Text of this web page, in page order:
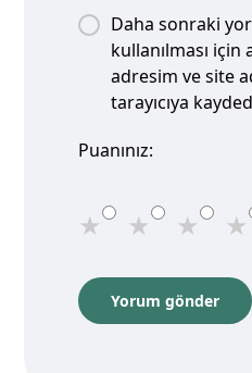
Daha sonraki
kullanılması için
adresim ve site
tarayıcıya
Puanınız:
★
★
★
★